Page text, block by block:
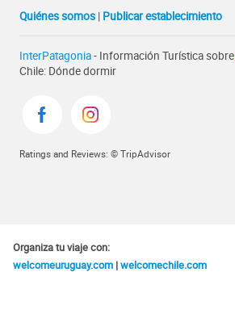
Quiénes somos | Publicar establecimiento
InterPatagonia- Información Turística sobre
Chile: Dónde dormir
Ratings and Reviews: © TripAdvisor
Organiza tu viaje con:
welcomeuruguay.com |welcomechile.com